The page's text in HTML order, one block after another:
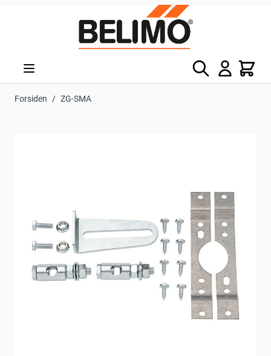
Søg Kurv
Forsiden / ZG-SMA